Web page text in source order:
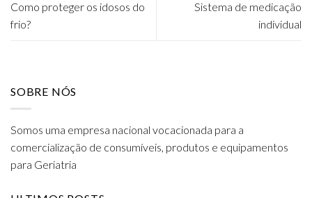
Como proteger os idosos do
frio?
Sistema de medicação
individual
SOBRE NÓS
Somos uma empresa nacional vocacionada para a
comercialização de consumíveis, produtos e equipamentos
para Geriatria